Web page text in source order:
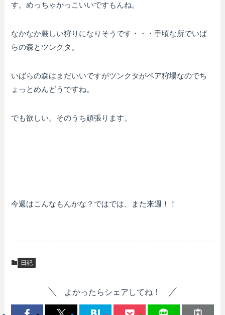
す。めっちゃかっこいいですもんね。
なかなか厳しい狩りになりそうです・・・手頃な所でいば
らの森とツンクタ。
いばらの森はまだいいですがツンクタがペア狩場なのでち
ょっとめんどうですね。
でも欲しい。そのうち頑張ります。
今週はこんなもんかな？ではでは、また来週！！
日記
よかったらシェアしてね！